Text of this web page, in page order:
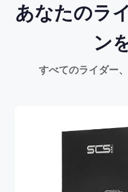
あなたのラ
ン
すべてのライダー